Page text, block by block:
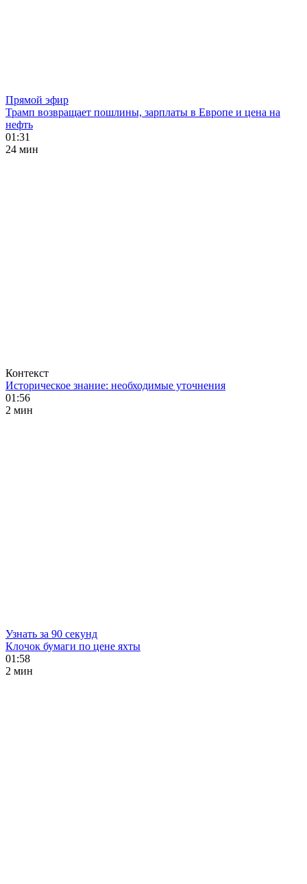
Прямой эфир
Трамп возвращает пошлины, зарплаты в Европе и цена на
нефть
01:31
24 мин
Контекст
Историческое знание: необходимые уточнения
01:56
2 мин
Узнать за 90 секунд
Клочок бумаги по цене яхты
01:58
2 мин